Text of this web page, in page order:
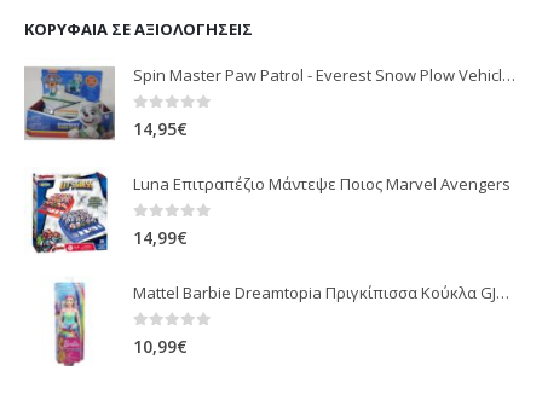
ΚΟΡΥΦΑΊΑ ΣΕ ΑΞΙΟΛΟΓΉΣΕΙΣ
Spin Master Paw Patrol - Everest Snow Plow Vehicle with Pup (20121010)
0 out of 5
14,95€
Luna Επιτραπέζιο Μάντεψε Ποιος Marvel Avengers
0 out of 5
14,99€
Mattel Barbie Dreamtopia Πριγκίπισσα Κούκλα GJK12 4 Σχέδια
0 out of 5
10,99€